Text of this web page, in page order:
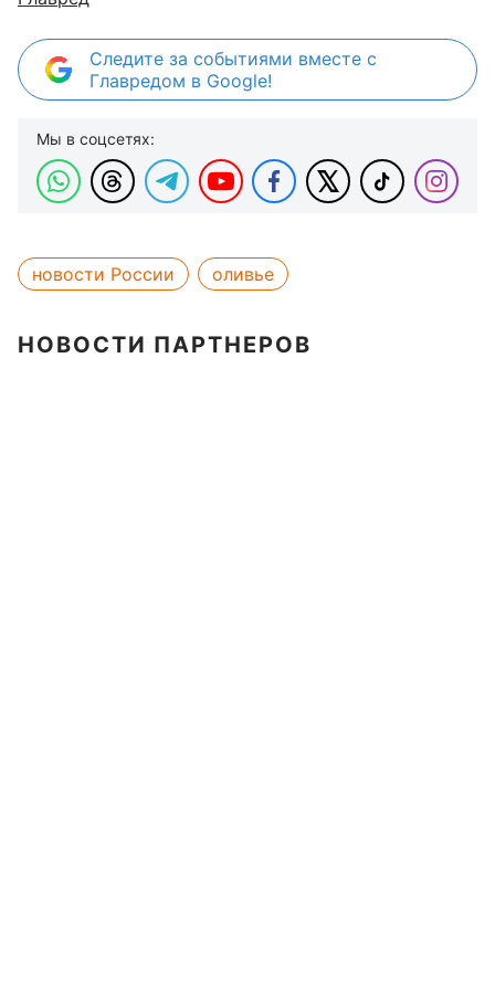
Следите за событиями вместе с
Главредом в Google!
Мы в соцсетях:
новости России оливье
НОВОСТИ ПАРТНЕРОВ